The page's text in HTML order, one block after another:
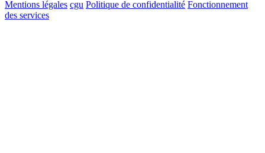
Mentions légales cgu Politique de confidentialité Fonctionnement
des services